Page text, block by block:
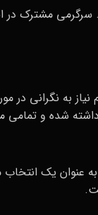
مشترک در
به نگرانی در
شده و
عنوان یک انتخاب